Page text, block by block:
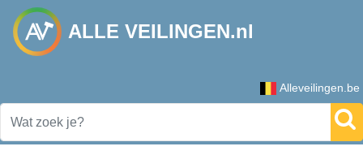
ALLE VEILINGEN.nl
Alleveilingen.be